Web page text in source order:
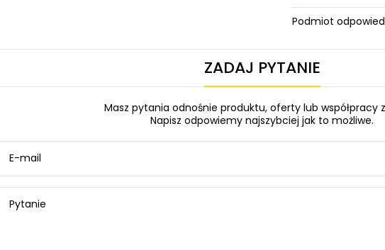
Podmiot
ZADAJ PYTANIE
Masz pytania odnośnie produktu, oferty lub współpracy
Napisz odpowiemy najszybciej jak to możliwe.
E-mail
Pytanie